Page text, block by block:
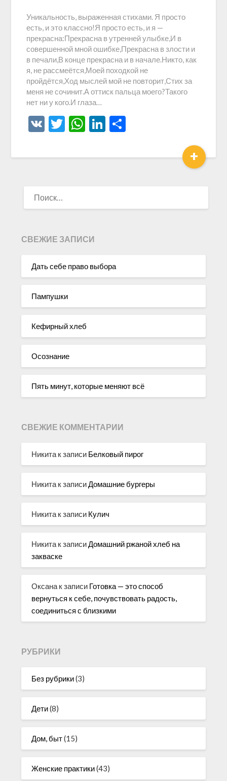
Уникальность, выраженная стихами. Я просто
есть, и это классно!Я просто есть, и я —
прекрасна:Прекрасна в утренней улыбке,И в
совершенной мной ошибке,Прекрасна в злости и
в печали,В конце прекрасна и в начале.Никто, как
я, не рассмеётся,Моей походкой не
пройдётся,Ход мыслей мой не повторит,Стих за
меня не сочинит.А оттиск пальца моего?Такого
нет ни у кого.И глаза…
VK Twitter
WhatsApp
LinkedIn
+
СВЕЖИЕ ЗАПИСИ
Дать себе право выбора
Пампушки
Кефирный хлеб
Осознание
Пять минут, которые меняют всё
СВЕЖИЕ КОММЕНТАРИИ
Никита к записи Белковый пирог
Никита к записиДомашние бургеры
Никита к записи Кулич
Никита к записиДомашний ржаной хлеб на
закваске
Оксана к записи Готовка — это способ
вернуться к себе, почувствовать радость,
соединиться с близкими
РУБРИКИ
Без рубрики(3)
Дети(8)
Дом, быт(15)
Женские практики(43)